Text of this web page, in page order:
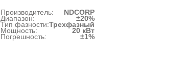
Производитель: NDCORP
Диапазон: ±20%
Тип фазности:Трехфазный
Мощность: 20 кВт
Погрешность: ±1%